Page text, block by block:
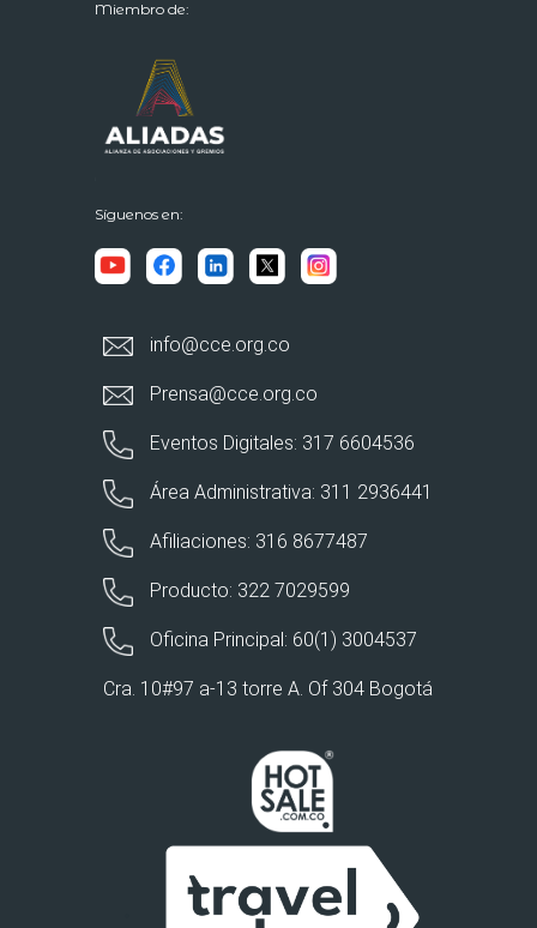
Miembro de:
Síguenos en:
info@cce.org.co
Prensa@cce.org.co
Eventos Digitales: 317 6604536
Área Administrativa: 311 2936441
Afiliaciones: 316 8677487
Producto: 322 7029599
Oficina Principal: 60(1) 3004537
Cra. 10#97 a-13 torre A. Of 304 Bogotá